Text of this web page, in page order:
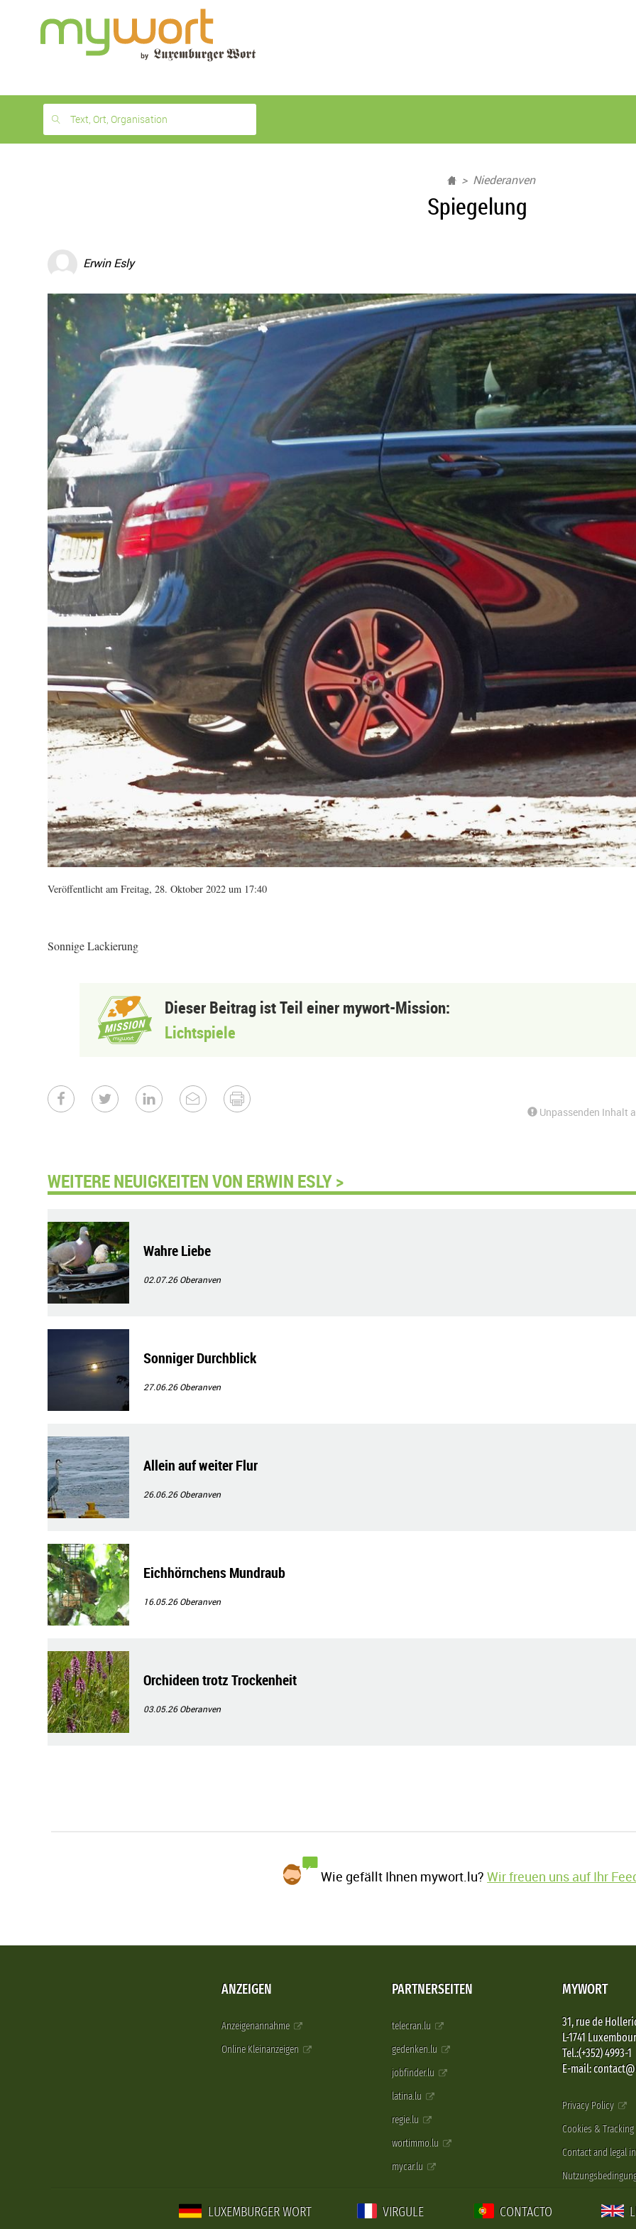
month
free
Text, Ort, Organisation
Niederanven
Spiegelung
Erwin Esly
Veröffentlicht am Freitag, 28. Oktober 2022 um 17:40
Sonnige Lackierung
Dieser Beitrag ist Teil einer mywort-Mission:
Lichtspiele
Unpassenden Inhalt
WEITERE NEUIGKEITEN VON ERWIN ESLY >
Wahre Liebe
02.07.26Oberanven
Sonniger Durchblick
27.06.26Oberanven
Allein auf weiter Flur
26.06.26Oberanven
Eichhörnchens Mundraub
16.05.26Oberanven
Orchideen trotz Trockenheit
03.05.26Oberanven
Wie gefällt Ihnen mywort.lu?Wir freuen uns auf Ihr
ANZEIGEN
Anzeigenannahme
Online Kleinanzeigen
PARTNERSEITEN
telecran.lu
gedenken.lu
jobfinder.lu
latina.lu
regie.lu
wortimmo.lu
mycar.lu
MYWORT
31, rue de
L-1741
Tel.:(+352) 4993-1
E-mail:
Privacy Policy
Cookies & Tracking
Contact and legal
LUXEMBURGER WORT VIRGULE CONTACTO